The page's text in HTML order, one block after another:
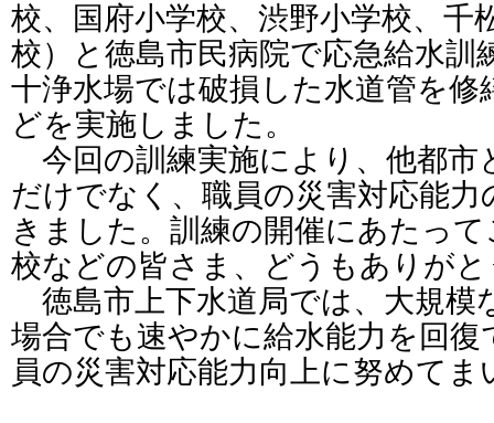
校、国府小学校、渋野小学校、千
校）と徳島市民病院で応急給水訓
十浄水場では破損した水道管を修
どを実施しました。
今回の訓練実施により、他都市
だけでなく、職員の災害対応能
きました。訓練の開催にあたっ
校などの皆さま、どうもありが
徳島市上下水道局では、大規模
場合でも速やかに給水能力を回
員の災害対応能力向上に努めてま